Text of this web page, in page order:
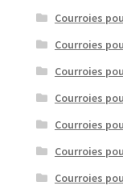
Courroies
Courroies
Courroies
Courroies
Courroies
Courroies
Courroies